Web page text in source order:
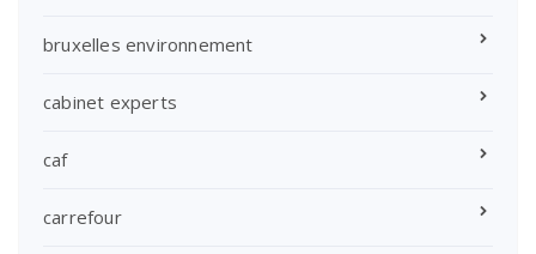
bruxelles environnement
cabinet experts
caf
carrefour